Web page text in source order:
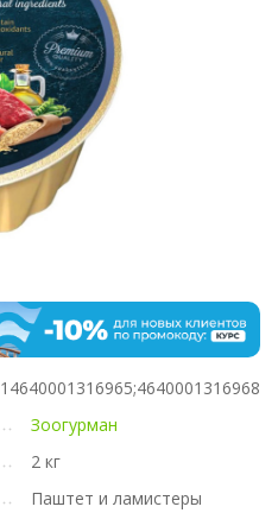
14640001316965;4640001316968
Зоогурман
2 кг
Паштет и ламистеры